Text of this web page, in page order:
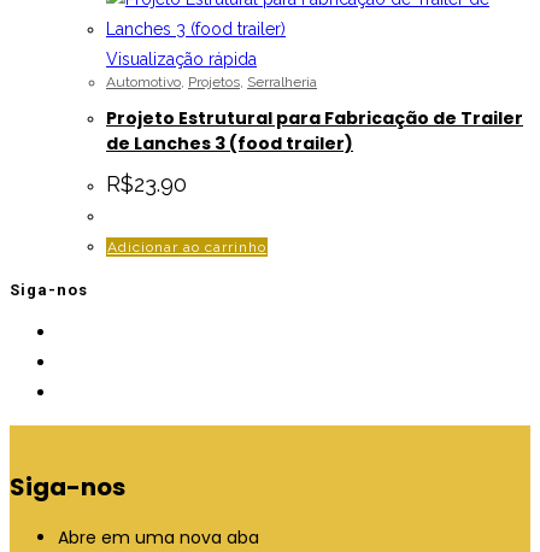
Visualização rápida
Automotivo, Projetos, Serralheria
Projeto Estrutural para Fabricação de Trailer
de Lanches 3 (food trailer)
R$23.90
Adicionar ao carrinho
Siga-nos
Siga-nos
Abre em uma nova aba